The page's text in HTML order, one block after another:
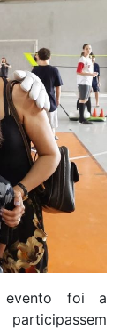
evento foi a